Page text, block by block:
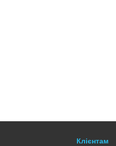
Клієнтам